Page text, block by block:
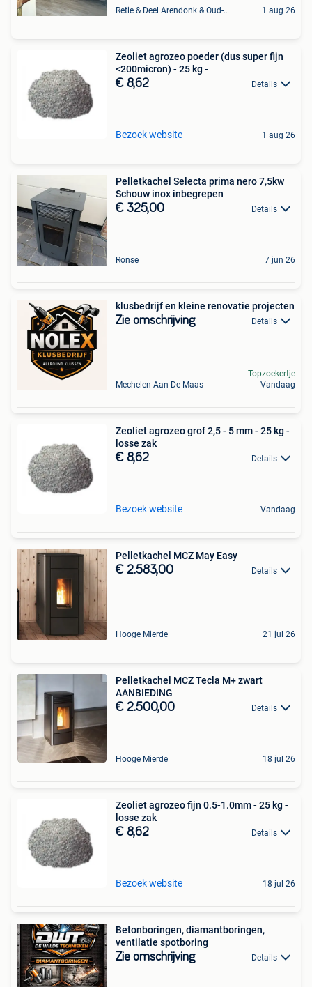
Retie & Deel Arendonk & Oud-Turnhout 1 aug 26
Zeoliet agrozeo poeder (dus super fijn
<200micron) - 25 kg -
€ 8,62 Details
Bezoek website 1 aug 26
Pelletkachel Selecta prima nero 7,5kw
Schouw inox inbegrepen
€ 325,00 Details
Ronse 7 jun 26
klusbedrijf en kleine renovatie projecten
Zie omschrijving Details
Mechelen-Aan-De-Maas
Topzoekertje
Vandaag
Zeoliet agrozeo grof 2,5 - 5 mm - 25 kg -
losse zak
€ 8,62 Details
Bezoek website Vandaag
Pelletkachel MCZ May Easy
€ 2.583,00 Details
Hooge Mierde 21 jul 26
Pelletkachel MCZ Tecla M+ zwart
AANBIEDING
€ 2.500,00 Details
Hooge Mierde 18 jul 26
Zeoliet agrozeo fijn 0.5-1.0mm - 25 kg -
losse zak
€ 8,62 Details
Bezoek website 18 jul 26
Betonboringen, diamantboringen,
ventilatie spotboring
Zie omschrijving Details